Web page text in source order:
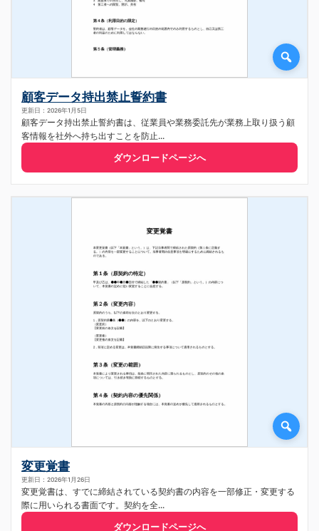
顧客データ持出禁止誓約書
更新日：2026年1月5日
顧客データ持出禁止誓約書は、従業員や業務委託先が業務上取り扱う顧
客情報を社外へ持ち出すことを防止...
ダウンロードページへ
変更覚書
更新日：2026年1月26日
変更覚書は、すでに締結されている契約書の内容を一部修正・変更する
際に用いられる書面です。契約を全...
ダウンロードページへ